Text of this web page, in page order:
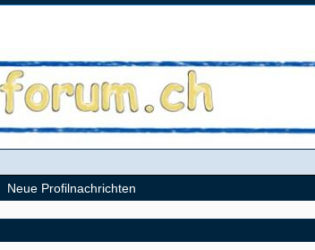
Neue Profilnachrichten